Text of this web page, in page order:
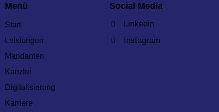
Menü
Start
Leistungen
Mandanten
Kanzlei
Digitalisierung
Karriere
Social Media
Linkedin
Instagram